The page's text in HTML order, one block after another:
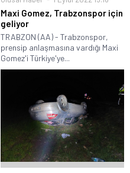
Maxi Gomez, Trabzonspor için
geliyor
TRABZON (AA) - Trabzonspor,
prensip anlaşmasına vardığı Maxi
Gomez'i Türkiye'ye...